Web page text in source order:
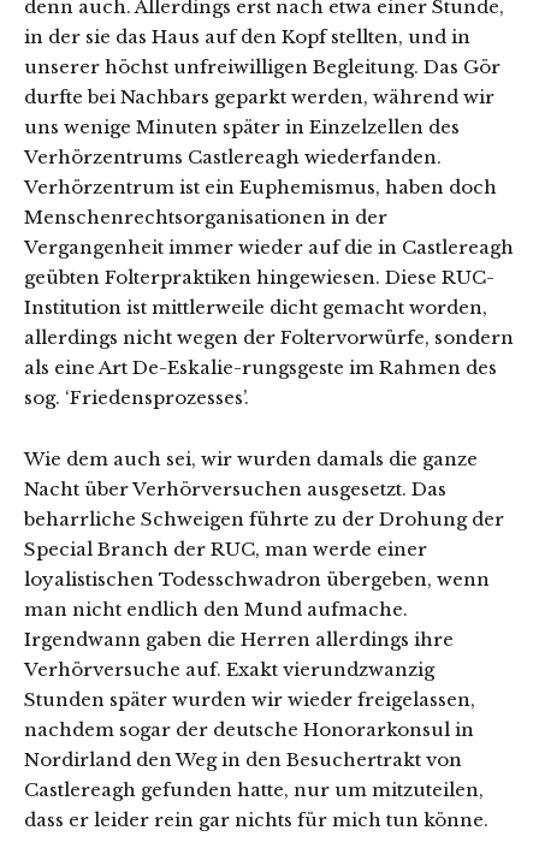
denn auch. Allerdings erst nach etwa einer Stunde,
in der sie das Haus auf den Kopf stellten, und in
unserer höchst unfreiwilligen Begleitung. Das Gör
durfte bei Nachbars geparkt werden, während wir
uns wenige Minuten später in Einzelzellen des
Verhörzentrums Castlereagh wiederfanden.
Verhörzentrum ist ein Euphemismus, haben doch
Menschenrechtsorganisationen in der
Vergangenheit immer wieder auf die in Castlereagh
geübten Folterpraktiken hingewiesen. Diese RUC-
Institution ist mittlerweile dicht gemacht worden,
allerdings nicht wegen der Foltervorwürfe, sondern
als eine Art De-Eskalie-rungsgeste im Rahmen des
sog. ‘Friedensprozesses’.
Wie dem auch sei, wir wurden damals die ganze
Nacht über Verhörversuchen ausgesetzt. Das
beharrliche Schweigen führte zu der Drohung der
Special Branch der RUC, man werde einer
loyalistischen Todesschwadron übergeben, wenn
man nicht endlich den Mund aufmache.
Irgendwann gaben die Herren allerdings ihre
Verhörversuche auf. Exakt vierundzwanzig
Stunden später wurden wir wieder freigelassen,
nachdem sogar der deutsche Honorarkonsul in
Nordirland den Weg in den Besuchertrakt von
Castlereagh gefunden hatte, nur um mitzuteilen,
dass er leider rein gar nichts für mich tun könne.